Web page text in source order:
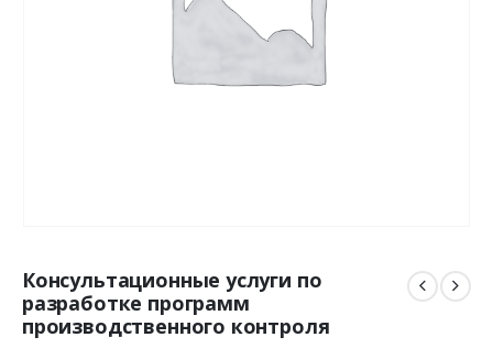
Консультационные услуги по
разработке программ
производственного контроля